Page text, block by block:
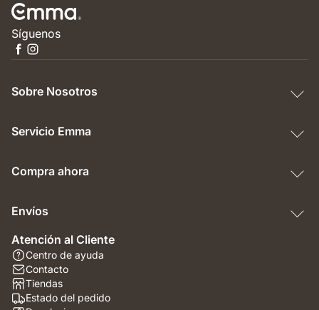
Síguenos
Sobre Nosotros
Servicio Emma
Compra ahora
Envíos
Atención al Cliente
Centro de ayuda
Contacto
Tiendas
Estado del pedido